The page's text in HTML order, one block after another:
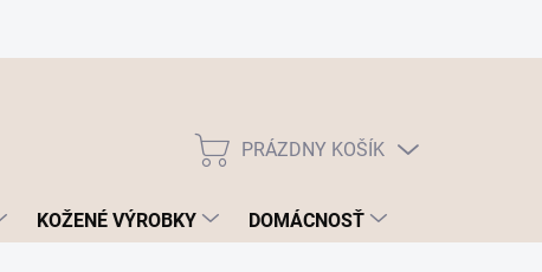
NÁKUPNÝ
PRÁZDNY KOŠÍK
KOŽENÉ VÝROBKY DOMÁCNOSŤ